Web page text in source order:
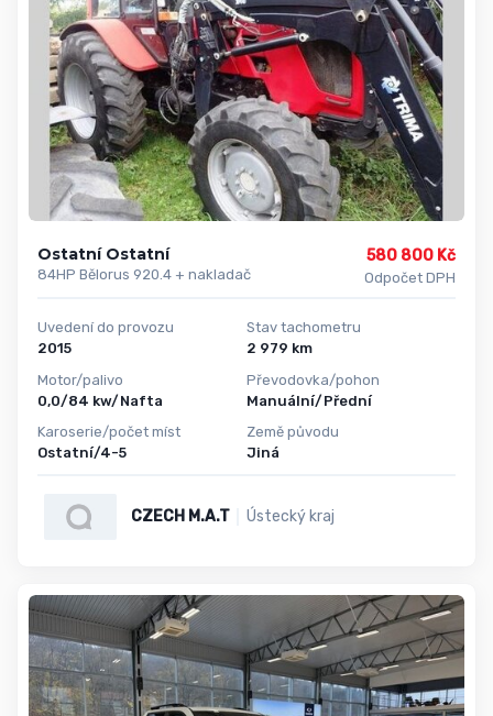
Ostatní Ostatní
84HP Bělorus 920.4 + nakladač
580 800 Kč
Odpočet DPH
Uvedení do provozu
2015
Motor/palivo
0,0/84 kw/Nafta
Karoserie/počet míst
Ostatní/4-5
Stav tachometru
2 979 km
Převodovka/pohon
Manuální/Přední
Země původu
Jiná
CZECH M.A.T Ústecký kraj